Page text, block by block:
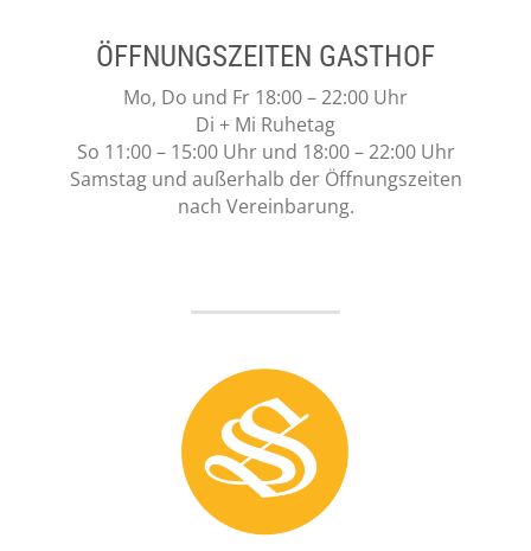
ÖFFNUNGSZEITEN GASTHOF
Mo, Do und Fr 18:00 – 22:00 Uhr
Di + Mi Ruhetag
So 11:00 – 15:00 Uhr und 18:00 – 22:00 Uhr
Samstag und außerhalb der Öffnungszeiten
nach Vereinbarung.